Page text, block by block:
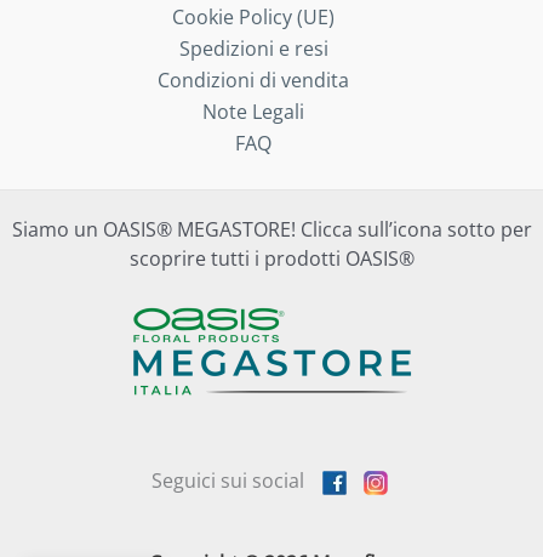
Cookie Policy (UE)
Spedizioni e resi
Condizioni di vendita
Note Legali
FAQ
Siamo un OASIS® MEGASTORE! Clicca sull’icona sotto per
scoprire tutti i prodotti OASIS®
Seguici sui social